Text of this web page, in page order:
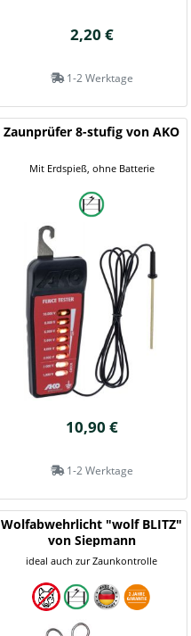
2,20 €
1-2 Werktage
Zaunprüfer 8-stufig von AKO
Mit Erdspieß, ohne Batterie
10,90 €
1-2 Werktage
Wolfabwehrlicht "wolf BLITZ"
von Siepmann
ideal auch zur Zaunkontrolle